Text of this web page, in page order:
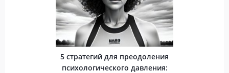
5 стратегий для преодоления
психологического давления: